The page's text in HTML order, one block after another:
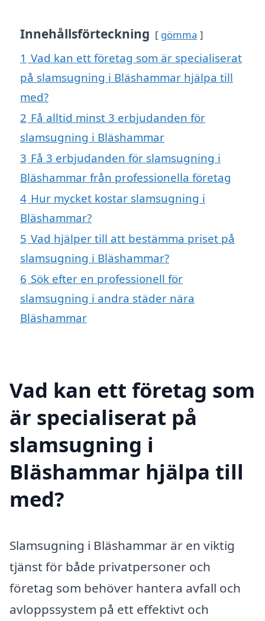
Innehållsförteckning gömma
1 Vad kan ett företag som är specialiserat
på slamsugning i Bläshammar hjälpa till
med?
2 Få alltid minst 3 erbjudanden för
slamsugning i Bläshammar
3 Få 3 erbjudanden för slamsugning i
Bläshammar från professionella företag
4 Hur mycket kostar slamsugning i
Bläshammar?
5 Vad hjälper till att bestämma priset på
slamsugning i Bläshammar?
6 Sök efter en professionell för
slamsugning i andra städer nära
Bläshammar
Vad kan ett företag som
är specialiserat på
slamsugning i
Bläshammar hjälpa till
med?
Slamsugning i Bläshammar är en viktig
tjänst för både privatpersoner och
företag som behöver hantera avfall och
avloppssystem på ett effektivt och